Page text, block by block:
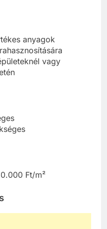
anyagok
vagy
Ft/m²